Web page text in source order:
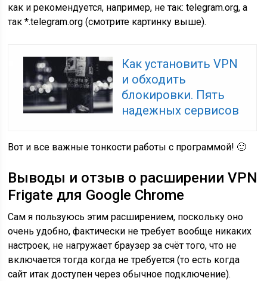
как и рекомендуется, например, не так: telegram.org, а
так *.telegram.org (смотрите картинку выше).
Как установить VPN
и обходить
блокировки. Пять
надежных сервисов
Вот и все важные тонкости работы с программой! 🙂
Выводы и отзыв о расширении VPN
Frigate для Google Chrome
Сам я пользуюсь этим расширением, поскольку оно
очень удобно, фактически не требует вообще никаких
настроек, не нагружает браузер за счёт того, что не
включается тогда когда не требуется (то есть когда
сайт итак доступен через обычное подключение).